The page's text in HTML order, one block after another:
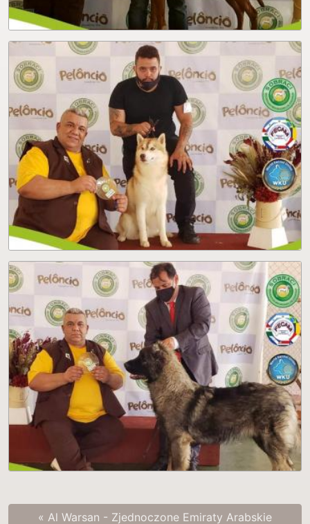
« Al Warsan - Zjednoczone Emiraty Arabskie